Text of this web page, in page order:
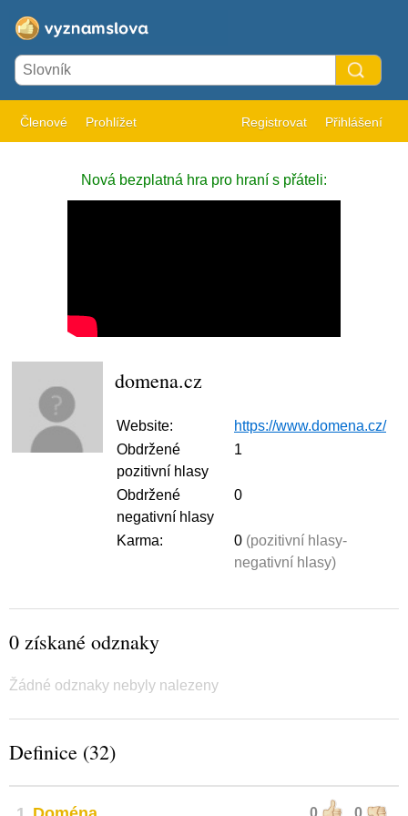
Členové Prohlížet Registrovat Přihlášení
Nová bezplatná hra pro hraní s přáteli:
domena.cz
Website:
https://www.domena.cz/
Obdržené
pozitivní hlasy
1
Obdržené
negativní hlasy
0
Karma: 0 (pozitivní hlasy-
negativní hlasy)
0 získané odznaky
Žádné odznaky nebyly nalezeny
Definice (32)
0 0